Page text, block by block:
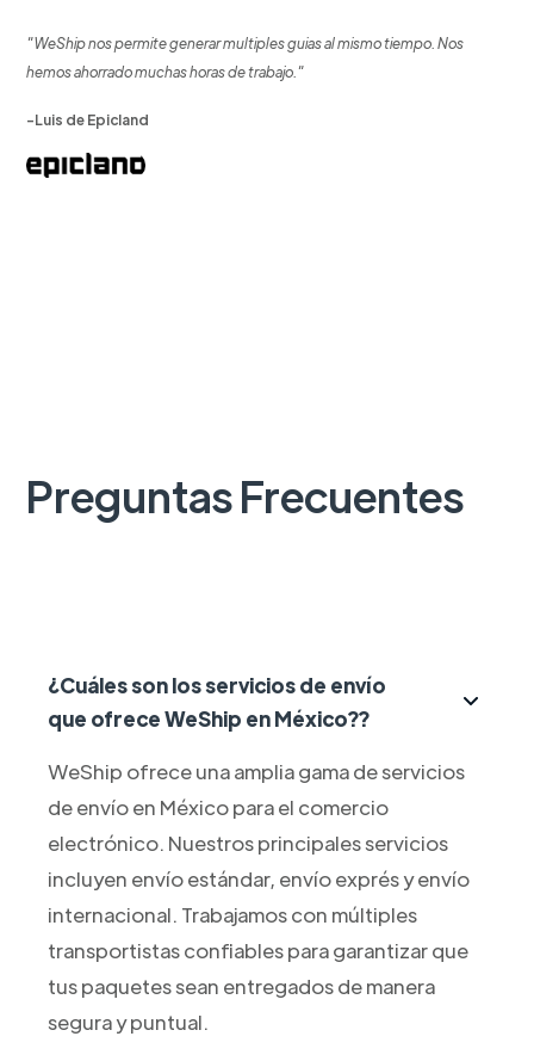
"WeShip nos permite generar multiples guias al mismo tiempo. Nos
hemos ahorrado muchas horas de trabajo."
-Luis de Epicland
Preguntas Frecuentes
¿Cuáles son los servicios de envío
que ofrece WeShip en México??
WeShip ofrece una amplia gama de servicios
de envío en México para el comercio
electrónico. Nuestros principales servicios
incluyen envío estándar, envío exprés y envío
internacional. Trabajamos con múltiples
transportistas confiables para garantizar que
tus paquetes sean entregados de manera
segura y puntual.